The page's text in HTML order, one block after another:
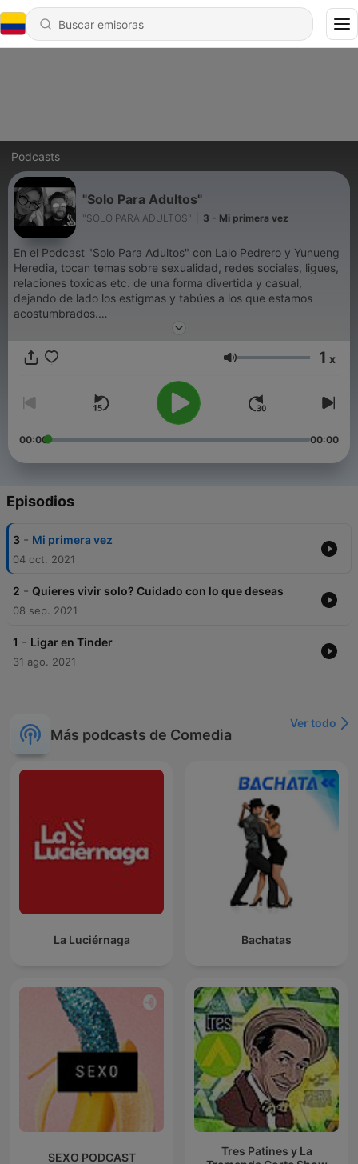
Podcasts
"Solo Para Adultos"
"SOLO PARA ADULTOS" 3 - Mi primera vez
En el Podcast "Solo Para Adultos" con Lalo Pedrero y Yunueng
Heredia, tocan temas sobre sexualidad, redes sociales, ligues,
relaciones toxicas etc. de una forma divertida y casual,
dejando de lado los estigmas y tabúes a los que estamos
acostumbrados.
Recuerda escucharnos todos los lunes a las 6:00pm. no te
Volumen 1 x
00:00 00:00
Episodios
3 - Mi primera vez
04 oct. 2021
2 - Quieres vivir solo? Cuidado con lo que deseas
08 sep. 2021
1 - Ligar en Tinder
31 ago. 2021
Más podcasts de Comedia
Ver todo
La Luciérnaga Bachatas
SEXO PODCAST
Tres Patines y La